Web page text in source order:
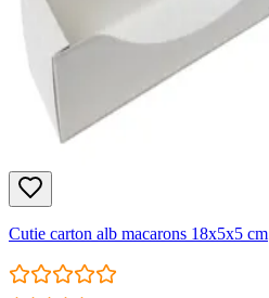
Cutie carton alb macarons 18x5x5 cm